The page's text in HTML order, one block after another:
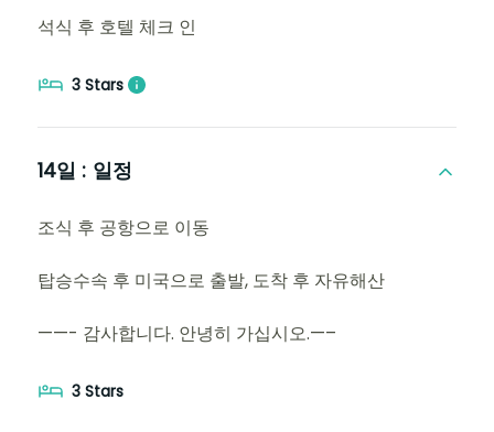
석식 후 호텔 체크 인
3 Stars
14일 : 일정
조식 후 공항으로 이동
탑승수속 후 미국으로 출발, 도착 후 자유해산
——- 감사합니다. 안녕히 가십시오.—–
3 Stars